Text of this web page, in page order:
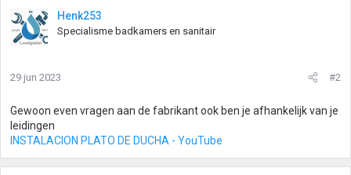
Henk253
Specialisme badkamers en sanitair
29 jun 2023 #2
Gewoon even vragen aan de fabrikant ook ben je afhankelijk van je
leidingen
INSTALACION PLATO DE DUCHA - YouTube